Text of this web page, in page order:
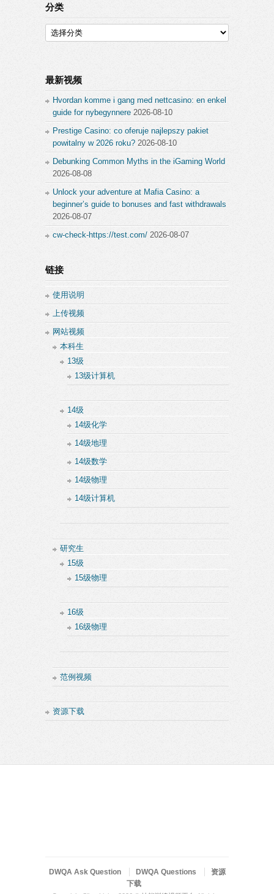
分类
分
类
最新视频
Hvordan komme i gang med nettcasino: en enkel
guide for nybegynnere 2026-08-10
Prestige Casino: co oferuje najlepszy pakiet
powitalny w 2026 roku? 2026-08-10
Debunking Common Myths in the iGaming World
2026-08-08
Unlock your adventure at Mafia Casino: a
beginner’s guide to bonuses and fast withdrawals
2026-08-07
cw-check-https://test.com/ 2026-08-07
链接
使用说明
上传视频
网站视频
本科生
13级
13级计算机
14级
14级化学
14级地理
14级数学
14级物理
14级计算机
研究生
15级
15级物理
16级
16级物理
范例视频
资源下载
DWQA Ask Question DWQA Questions
资源
下载